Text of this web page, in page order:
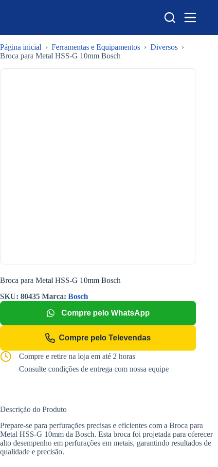
Página inicial › Ferramentas e Equipamentos › Diversos ›
Broca para Metal HSS-G 10mm Bosch
Broca para Metal HSS-G 10mm Bosch
SKU: 80435 Marca: Bosch
Compre pelo WhatsApp
Compre pelo Televendas
Compre e retire na loja em até 2 horas
Consulte condições de entrega com nossa equipe
Descrição do Produto
Prepare-se para perfurações precisas e eficientes com a Broca para
Metal HSS-G 10mm da Bosch. Esta broca foi projetada para oferecer
alto desempenho em perfurações em metais, garantindo resultados de
qualidade e precisão.